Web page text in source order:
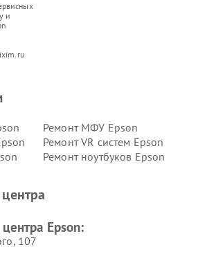
и
Ремонт МФУ Epson
Ремонт VR систем Epson
Ремонт ноутбуков Epson
Epson:
107